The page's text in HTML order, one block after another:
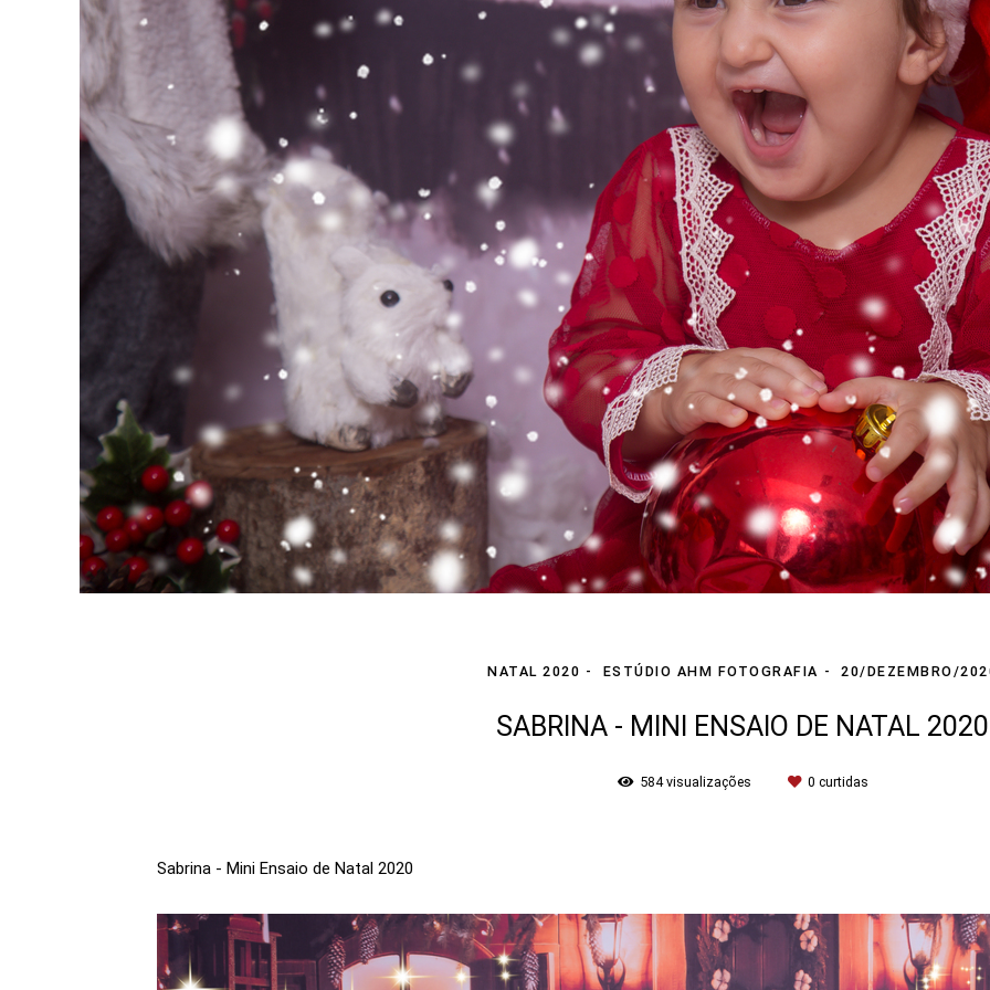
NATAL 2020 ESTÚDIO AHM FOTOGRAFIA 20/DEZEMBRO/
SABRINA - MINI ENSAIO DE NATAL 2020
584visualizações 0 curtidas
Sabrina - Mini Ensaio de Natal 2020